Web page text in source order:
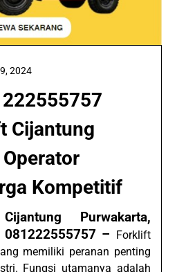
Cijantung
Kompetitif
2024
Purwakarta,
081222555757 –
Forklift
memiliki peranan penting
Fungsi utamanya adalah